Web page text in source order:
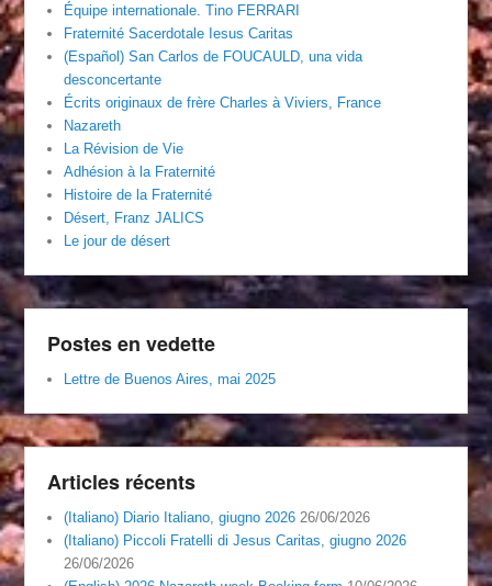
Équipe internationale. Tino FERRARI
Fraternité Sacerdotale Iesus Caritas
(Español) San Carlos de FOUCAULD, una vida
desconcertante
Écrits originaux de frère Charles à Viviers, France
Nazareth
La Révision de Vie
Adhésion à la Fraternité
Histoire de la Fraternité
Désert, Franz JALICS
Le jour de désert
Postes en vedette
Lettre de Buenos Aires, mai 2025
Articles récents
(Italiano) Diario Italiano, giugno 2026 26/06/2026
(Italiano) Piccoli Fratelli di Jesus Caritas, giugno 2026
26/06/2026